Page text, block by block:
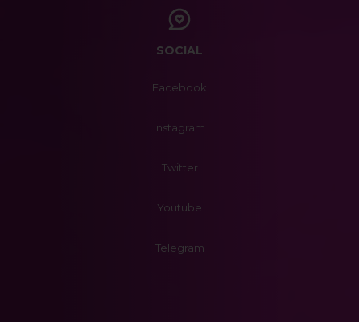
SOCIAL
Facebook
Instagram
Twitter
Youtube
Telegram